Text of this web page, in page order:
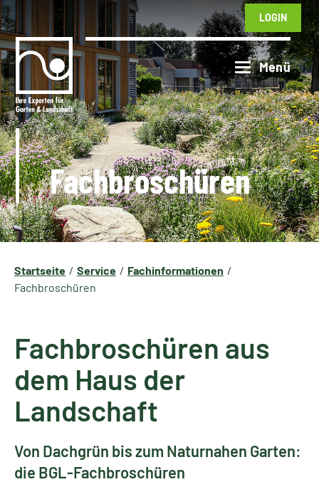
LOGIN
Fachbroschüren
Startseite Service
Fachinformationen
Fachbroschüren
Fachbroschüren aus
dem Haus der
Landschaft
Von Dachgrün bis zum Naturnahen Garten:
die BGL-Fachbroschüren